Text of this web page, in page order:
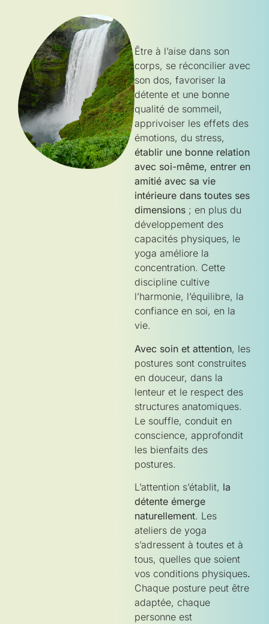
Être à l’aise dans son
corps, se réconcilier avec
son dos, favoriser la
détente et une bonne
qualité de sommeil,
apprivoiser les effets des
émotions, du stress,
établir une bonne relation
avec soi-même, entrer en
amitié avec sa vie
intérieure dans toutes ses
dimensions ; en plus du
développement des
capacités physiques, le
yoga améliore la
concentration. Cette
discipline cultive
l’harmonie, l’équilibre, la
confiance en soi, en la
vie.
Avec soin et attention, les
postures sont construites
en douceur, dans la
lenteur et le respect des
structures anatomiques.
Le souffle, conduit en
conscience, approfondit
les bienfaits des
postures.
L’attention s’établit, la
détente émerge
naturellement. Les
ateliers de yoga
s’adressent à toutes et à
tous, quelles que soient
vos conditions physiques.
Chaque posture peut être
adaptée, chaque
personne est